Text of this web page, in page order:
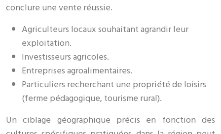
conclure une vente réussie.
Agriculteurs locaux souhaitant agrandir leur
exploitation.
Investisseurs agricoles.
Entreprises agroalimentaires.
Particuliers recherchant une propriété de loisirs
(ferme pédagogique, tourisme rural).
Un ciblage géographique précis en fonction des